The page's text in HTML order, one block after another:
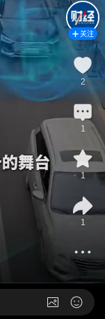
关注
2
1
1
1